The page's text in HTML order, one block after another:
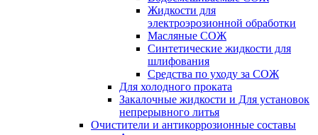
Жидкости для
электроэрозионной обработки
Масляные СОЖ
Синтетические жидкости для
шлифования
Средства по уходу за СОЖ
Для холодного проката
Закалочные жидкости и Для установок
непрерывного литья
Очистители и антикоррозионные составы